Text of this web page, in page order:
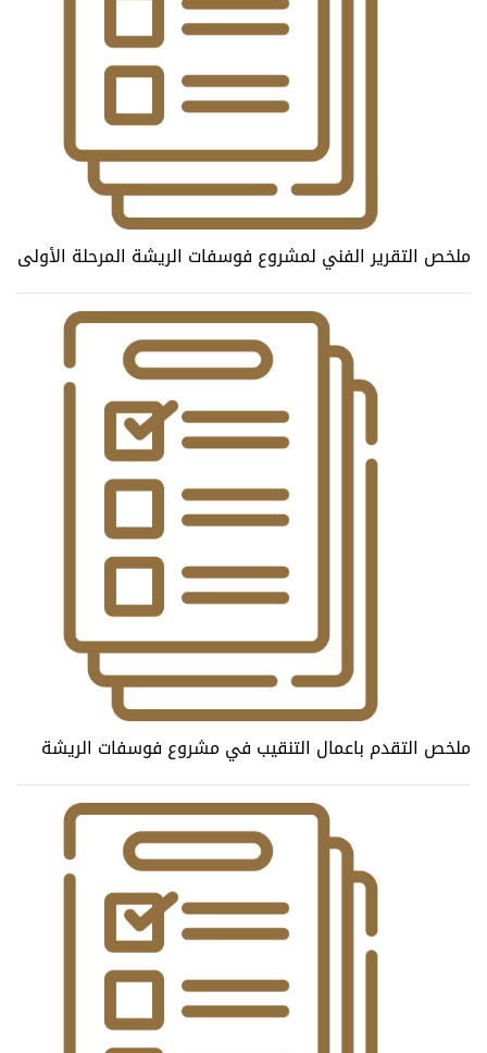
ملخص التقرير الفني لمشروع فوسفات الريشة المرحلة الأولى
ملخص التقدم باعمال التنقيب في مشروع فوسفات الريشة